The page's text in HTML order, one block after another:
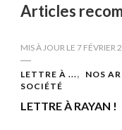
Articles
MIS À JOUR LE 7 FÉVRIER
LETTRE À ...
NOS
SOCIÉTÉ
LETTRE À RAYAN !